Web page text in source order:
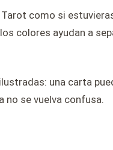
como si
colores ayudan a
una carta
no se vuelva confusa.